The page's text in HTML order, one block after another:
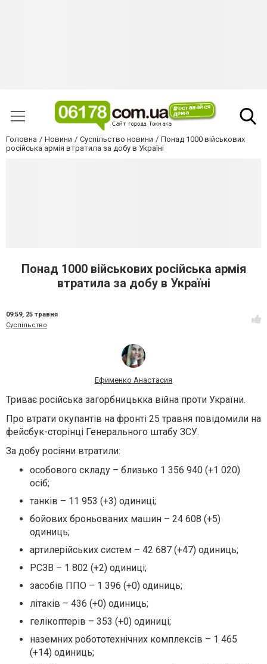
Головна Новини Суспільство новини
Понад 1000 військових
російська армія втратила за добу в Україні
Понад 1000 військових російська армія
втратила за добу в Україні
09:59, 25 травня
Суспільство
Ефименко Анастасия
Триває російська загорбницькка війна проти України.
Про втрати окупантів на фронті 25 травня повідомили на
фейсбук-сторінці Генерального штабу ЗСУ.
За добу росіяни втратили:
особового складу – близько 1 356 940 (+1 020)
осіб;
танків – 11 953 (+3) одиниці;
бойових броньованих машин – 24 608 (+5)
одиниць;
артилерійських систем – 42 687 (+47) одиниць;
РСЗВ – 1 802 (+2) одиниці;
засобів ППО – 1 396 (+0) одиниць;
літаків – 436 (+0) одиниць;
гелікоптерів – 353 (+0) одиниці;
наземних робототехнічних комплексів – 1 465
(+14) одиниць;